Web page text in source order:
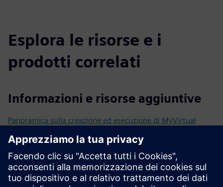
Esplora le risorse e i
prodotti correlati
Informazioni e risorse aggiuntive
Panoramica sulla creazione ed esecuzione di MyVirtual
Manuale del sistema SINUMERIK ONE Run MyVirtual
Machine
Manuale del sistema SINUMERIK ONE Create MyVirtual
Machine